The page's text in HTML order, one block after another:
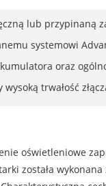
lub przypinaną
systemowi
oraz
trwałość
oświetleniowe
została